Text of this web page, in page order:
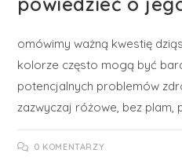
omówimy ważną kwestię
kolorze często mogą być
potencjalnych problemów
zazwyczaj różowe, bez plam,
0 KOMENTARZY